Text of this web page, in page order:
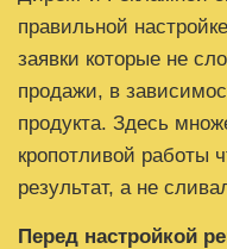
правильной
заявки которые не
продажи, в
продукта. Здесь
кропотливой работы
результат, а не
Перед настройкой